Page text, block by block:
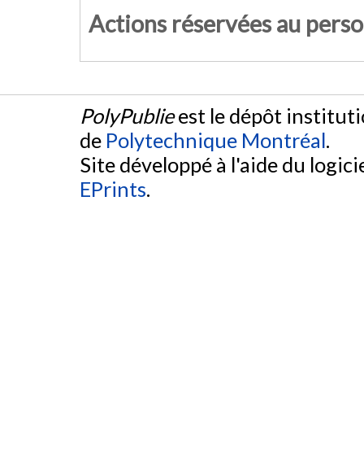
Actions réservées au
PolyPublieest le dépôt
de Polytechnique Montréal.
Site développé à l'aide du
EPrints.